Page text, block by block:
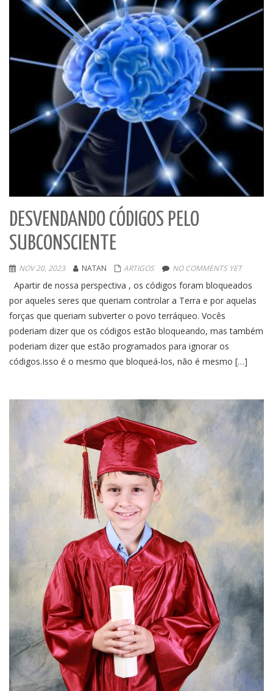
DESVENDANDO CÓDIGOS PELO
SUBCONSCIENTE
NOV 20, 2023 NATAN ARTIGOS NO COMMENTS YET
Apartir de nossa perspectiva , os códigos foram bloqueados
por aqueles seres que queriam controlar a Terra e por aquelas
forças que queriam subverter o povo terráqueo. Vocês
poderiam dizer que os códigos estão bloqueando, mas também
poderiam dizer que estão programados para ignorar os
códigos.Isso é o mesmo que bloqueá-los, não é mesmo […]